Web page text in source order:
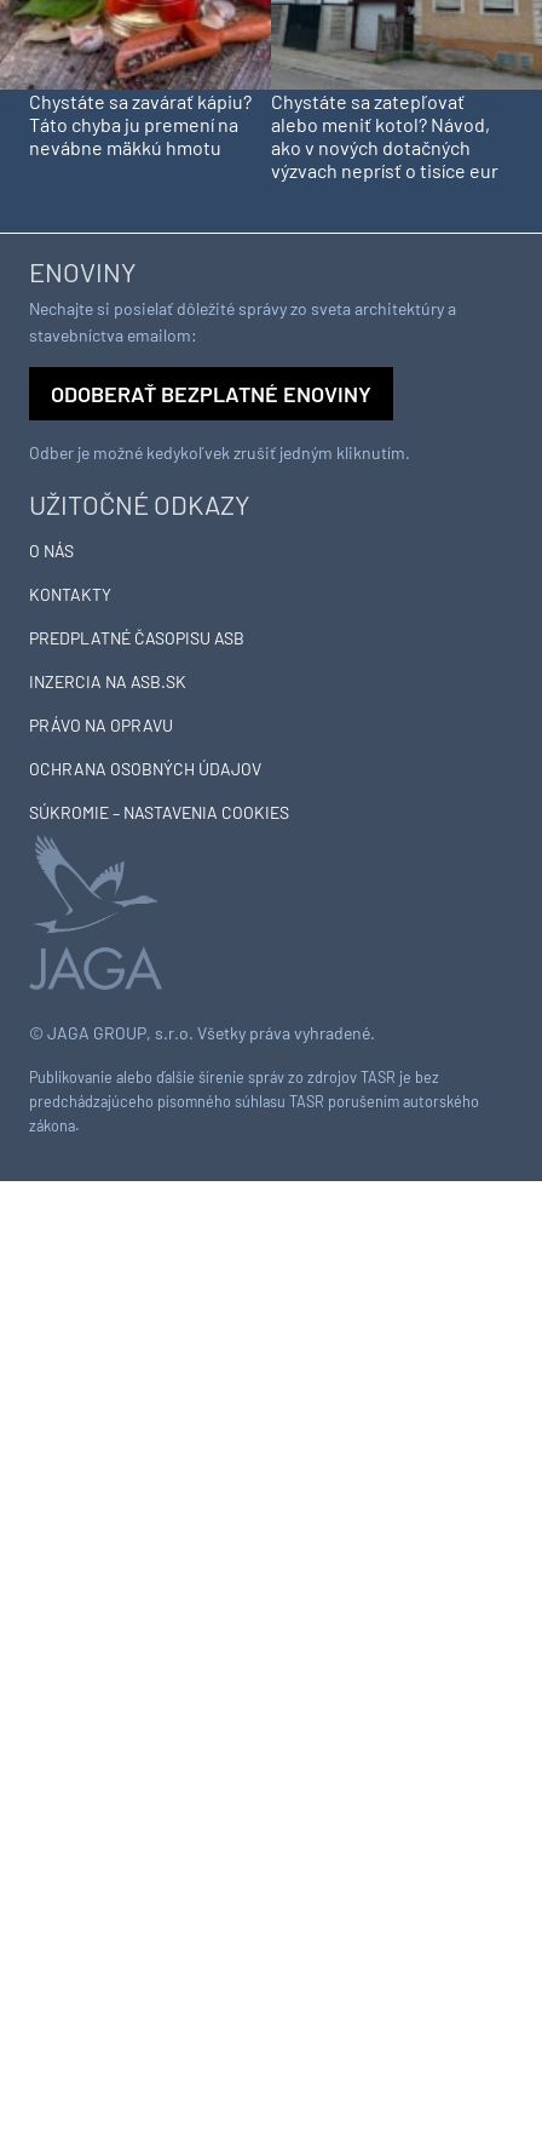
Chystáte sa zavárať kápiu?
Táto chyba ju premení na
nevábne mäkkú hmotu
Chystáte sa zatepľovať
alebo meniť kotol? Návod,
ako v nových dotačných
výzvach neprísť o tisíce eur
© JAGA GROUP, s.r.o. Všetky práva vyhradené.
Publikovanie alebo ďalšie šírenie správ zo zdrojov TASR je bez
predchádzajúceho písomného súhlasu TASR porušením autorského
zákona.
UŽITOČNÉ ODKAZY
O NÁS
KONTAKTY
PREDPLATNÉ ČASOPISU ASB
INZERCIA NA ASB.SK
PRÁVO NA OPRAVU
OCHRANA OSOBNÝCH ÚDAJOV
SÚKROMIE – NASTAVENIA COOKIES
ENOVINY
Nechajte si posielať dôležité správy zo sveta architektúry a
stavebníctva emailom:
ODOBERAŤ BEZPLATNÉ ENOVINY
Odber je možné kedykoľvek zrušiť jedným kliknutím.